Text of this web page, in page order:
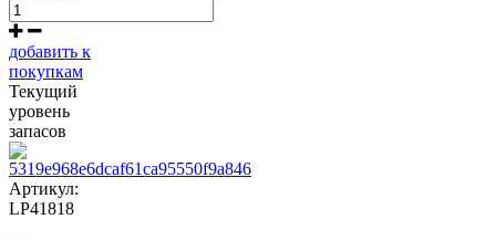
добавить к
покупкам
Текущий
уровень
запасов
Артикул:
LP41818